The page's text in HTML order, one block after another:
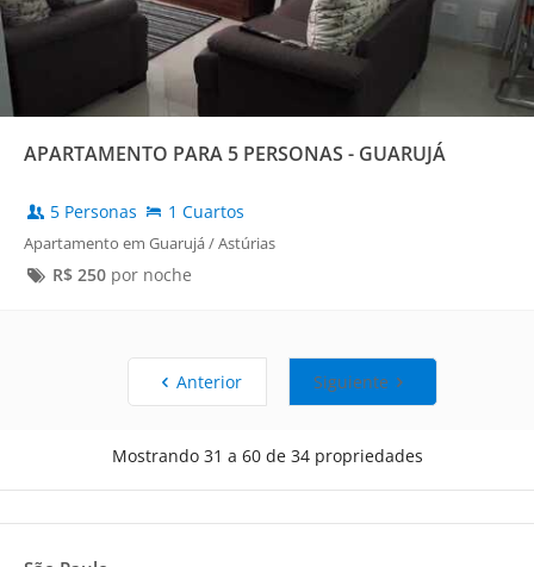
APARTAMENTO PARA 5 PERSONAS - GUARUJÁ
5 Personas 1 Cuartos
Apartamento em Guarujá / Astúrias
R$ 250por noche
Anterior
Mostrando 31 a 60 de 34 propriedades
Siguiente